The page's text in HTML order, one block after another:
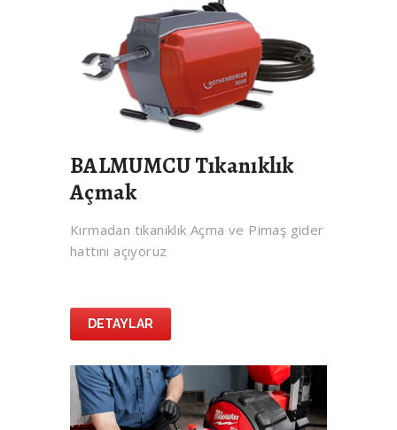
BALMUMCU Tıkanıklık
Açmak
Kırmadan tıkanıklık Açma ve Pimaş gider
hattını açıyoruz
DETAYLAR